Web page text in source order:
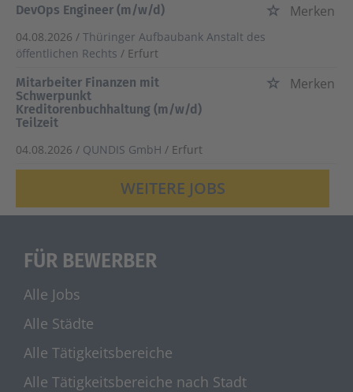
DevOps Engineer (m/w/d)
Merken
04.08.2026 / Thüringer Aufbaubank Anstalt des
öffentlichen Rechts / Erfurt
Mitarbeiter Finanzen mit
Schwerpunkt
Kreditorenbuchhaltung (m/w/d)
Teilzeit
Merken
04.08.2026 / QUNDIS GmbH / Erfurt
WEITERE JOBS
FÜR BEWERBER
Alle Jobs
Alle Städte
Alle Tätigkeitsbereiche
Alle Tätigkeitsbereiche nach Stadt